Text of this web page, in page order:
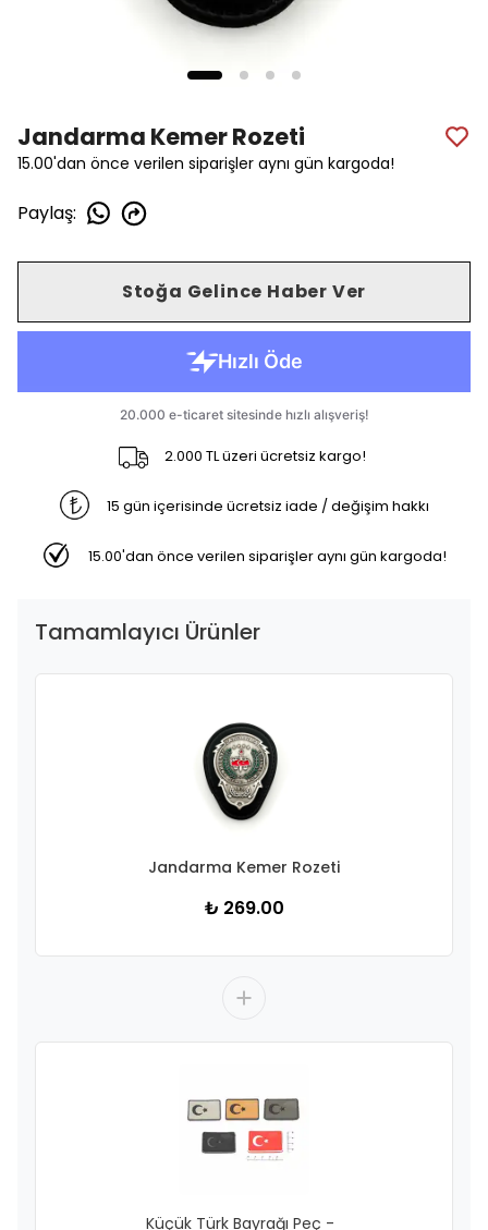
Jandarma Kemer Rozeti
15.00'dan önce verilen siparişler aynı gün kargoda!
Paylaş:
Stoğa Gelince Haber Ver
2.000 TL üzeri ücretsiz kargo!
15 gün içerisinde ücretsiz iade / değişim hakkı
15.00'dan önce verilen siparişler aynı gün kargoda!
Tamamlayıcı Ürünler
Jandarma Kemer Rozeti
₺ 269.00
Küçük Türk Bayrağı Peç -